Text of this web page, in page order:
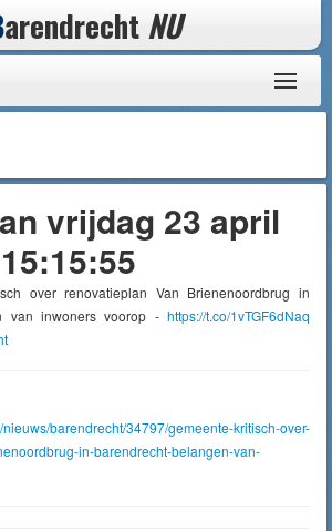
arendrecht NU
vrijdag 23 april
over renovatieplan Van Brienenoordbrug in
van inwoners voorop - https://t.co/1vTGF6dNaq
barendrecht/34797/gemeente-kritisch-over-
in-barendrecht-belangen-van-